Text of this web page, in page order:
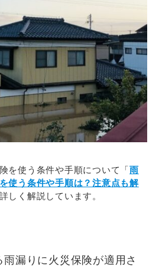
を使う条件や手順について「雨
使う条件や手順は？注意点も解
しく解説しています。
漏りに火災保険が適用さ